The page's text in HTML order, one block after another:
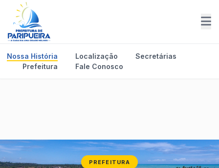
Nossa História Localização
Secretárias
Prefeitura
Fale Conosco
PREFEITURA